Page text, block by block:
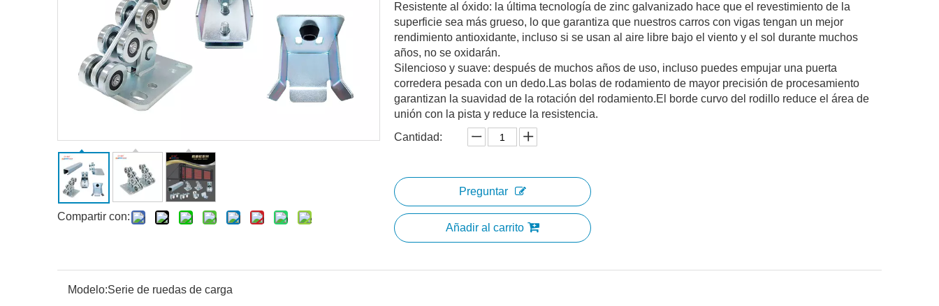
Compartir con:
Resistente al óxido: la última tecnología de zinc galvanizado hace que el revestimiento de la
superficie sea más grueso, lo que garantiza que nuestros carros con vigas tengan un mejor
rendimiento antioxidante, incluso si se usan al aire libre bajo el viento y el sol durante muchos
años, no se oxidarán.
Silencioso y suave: después de muchos años de uso, incluso puedes empujar una puerta
corredera pesada con un dedo.Las bolas de rodamiento de mayor precisión de procesamiento
garantizan la suavidad de la rotación del rodamiento.El borde curvo del rodillo reduce el área de
unión con la pista y reduce la resistencia.
Cantidad:
Preguntar
Añadir al carrito
Modelo:Serie de ruedas de carga